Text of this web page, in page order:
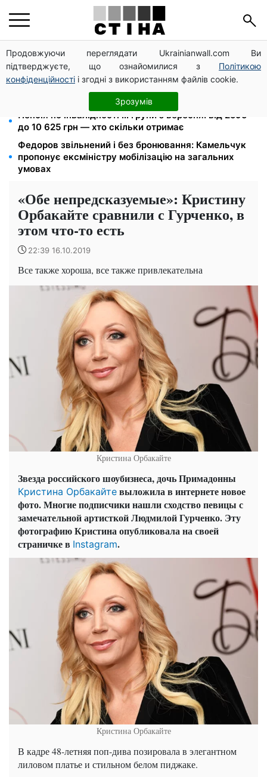
Продовжуючи переглядати Ukrainianwall.com Ви
підтверджуєте, що ознайомилися з Політикою
конфіденційності і згодні з використанням файлів cookie.
Зрозумів
Метро прийматиме киян до тривоги, але без
наметів: Бондаренко назвав правила
120 000 грн на авто: компенсацію для ветеранів
хочуть поширити на III групу інвалідності
Пенсія по інвалідності III групи з вересня: від 2595
до 10 625 грн — хто скільки отримає
Федоров звільнений і без бронювання: Камельчук
пропонує ексміністру мобілізацію на загальних
умовах
«Обе непредсказуемые»: Кристину
Орбакайте сравнили с Гурченко, в
этом что-то есть
22:39 16.10.2019
Все также хороша, все также привлекательна
Кристина Орбакайте
Звезда российского шоубизнеса, дочь Примадонны
Кристина Орбакайте выложила в интернете новое
фото. Многие подписчики нашли сходство певицы с
замечательной артисткой Людмилой Гурченко. Эту
фотографию Кристина опубликовала на своей
страничке в Instagram.
Кристина Орбакайте
В кадре 48-летняя поп-дива позировала в элегантном
лиловом платье и стильном белом пиджаке.